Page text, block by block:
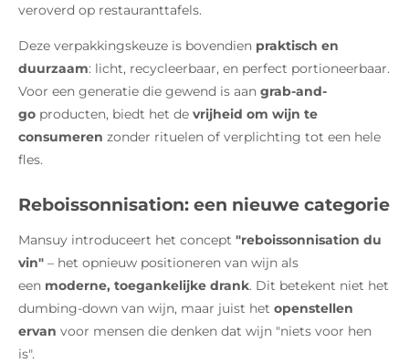
veroverd op restauranttafels.
Deze verpakkingskeuze is bovendien praktisch en
duurzaam: licht, recycleerbaar, en perfect portioneerbaar.
Voor een generatie die gewend is aan grab-and-
go producten, biedt het de vrijheid om wijn te
consumeren zonder rituelen of verplichting tot een hele
fles.
Reboissonnisation: een nieuwe categorie
Mansuy introduceert het concept "reboissonnisation du
vin" – het opnieuw positioneren van wijn als
een moderne, toegankelijke drank. Dit betekent niet het
dumbing-down van wijn, maar juist het openstellen
ervan voor mensen die denken dat wijn "niets voor hen
is".